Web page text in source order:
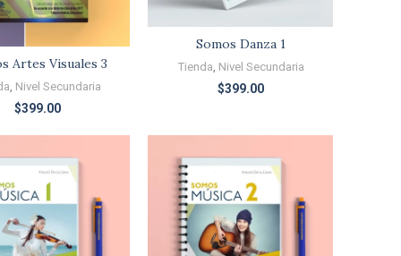
Artes Visuales 3
, Nivel Secundaria
$399.00
Somos Danza 1
Tienda Nivel Secundaria
$399.00